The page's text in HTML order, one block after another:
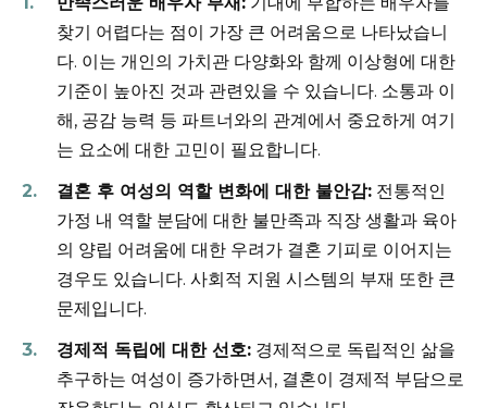
찾기 어렵다는 점이 가장 큰 어려움으로 나타났습니
다. 이는 개인의 가치관 다양화와 함께 이상형에 대한
기준이 높아진 것과 관련있을 수 있습니다. 소통과 이
해, 공감 능력 등 파트너와의 관계에서 중요하게 여기
는 요소에 대한 고민이 필요합니다.
결혼 후 여성의 역할 변화에 대한 불안감: 전통적인
가정 내 역할 분담에 대한 불만족과 직장 생활과 육아
의 양립 어려움에 대한 우려가 결혼 기피로 이어지는
경우도 있습니다. 사회적 지원 시스템의 부재 또한 큰
문제입니다.
경제적 독립에 대한 선호: 경제적으로 독립적인 삶을
추구하는 여성이 증가하면서, 결혼이 경제적 부담으로